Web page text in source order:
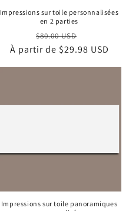
Impressions sur toile personnalisées
en 2 parties
Prix
habituel
$80.00 USD
À partir de $29.98 USD
Impressions sur toile panoramiques